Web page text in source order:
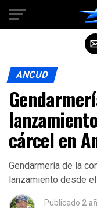
ANCUD
cárcel en
Gendarmería de la
lanzamiento desde
Publicado 2